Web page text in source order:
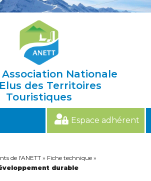
Association Nationale
des Territoires
Touristiques
Espace adhérent
de l'ANETT » Fiche technique »
durable